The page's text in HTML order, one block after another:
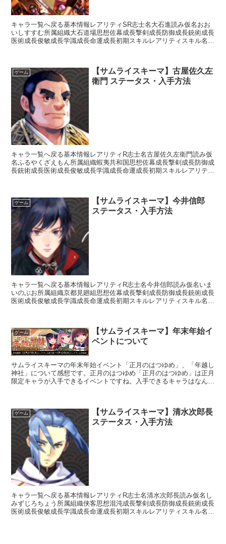
キャラ一覧へ戻る基本情報レアリティSR志士名大石進読み仮名おお
いしすすむ所属組織大石道場思想佐幕成長撃剣成長防御成長銃術成長
医術成長俊敏成長学識成長命運成長初期スキルレアリティスキル名ス
ゲーム
【サムライスキーマ】古屋佐久左
衛門 ステータス・入手方法
キャラ一覧へ戻る基本情報レアリティR志士名古屋佐久左衛門読み仮
名ふるやくざえもん所属組織蝦夷共和国思想佐幕成長撃剣成長防御成
長銃術成長医術成長俊敏成長学識成長命運成長初期スキルレアリティ
ゲーム
【サムライスキーマ】今井信郎
ステータス・入手方法
キャラ一覧へ戻る基本情報レアリティR志士名今井信郎読み仮名いま
いのぶお所属組織京都見廻組思想佐幕成長撃剣成長防御成長銃術成長
医術成長俊敏成長学識成長命運成長初期スキルレアリティスキル名ス
ゲーム
【サムライスキーマ】年末年始イ
ベントについて
サムライスキーマの年末年始イベント「正月のはつゆめ」、「年越し
神社」について感想です。正月のはつゆめ「正月のはつゆめ」は正月
限定キャラが入手できるイベントですね。入手できるキャラはなんと
ゲーム
【サムライスキーマ】清水次郎長
ステータス・入手方法
キャラ一覧へ戻る基本情報レアリティR志士名清水次郎長読み仮名し
みずじろちょう所属組織侠客思想混沌成長撃剣成長防御成長銃術成長
医術成長俊敏成長学識成長命運成長初期スキルレアリティスキル名ス